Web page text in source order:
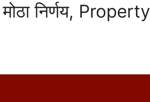
मोठा निर्णय, Property